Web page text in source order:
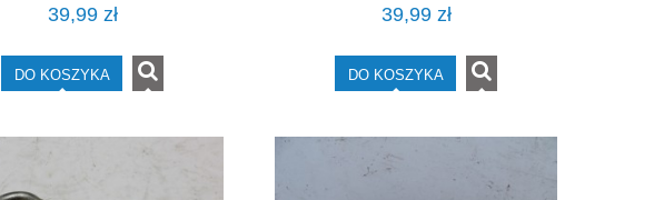
39,99 zł
DO KOSZYKA
39,99 zł
DO KOSZYKA